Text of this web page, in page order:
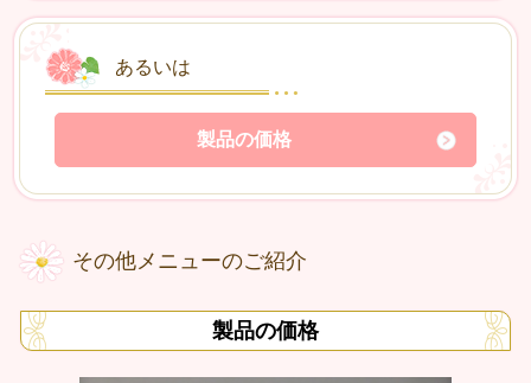
あるいは
製品の価格
その他メニューのご紹介
製品の価格